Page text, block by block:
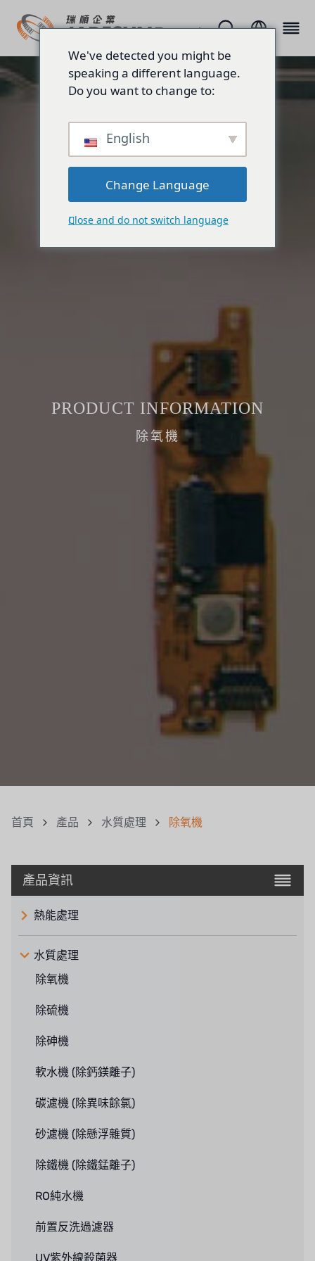
PRODUCT INFORMATION
除氧機
首頁 產品 水質處理 除氧機
產品資訊
熱能處理
水質處理
除氧機
除硫機
除砷機
軟水機 (除鈣鎂離子)
碳濾機 (除異味餘氯)
砂濾機 (除懸浮雜質)
除鐵機 (除鐵錳離子)
RO純水機
前置反洗過濾器
UV紫外線殺菌器
We've detected you might be
speaking a different language.
Do you want to change to:
English
Change Language
Close and do not switch language